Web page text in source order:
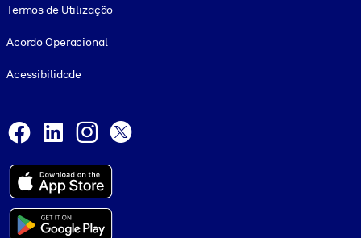
Termos de Utilização
Acordo Operacional
Acessibilidade
Facebook
LinkedInInstagram